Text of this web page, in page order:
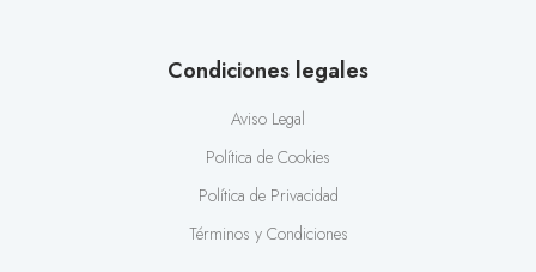
Condiciones legales
Aviso Legal
Política de Cookies
Política de Privacidad
Términos y Condiciones